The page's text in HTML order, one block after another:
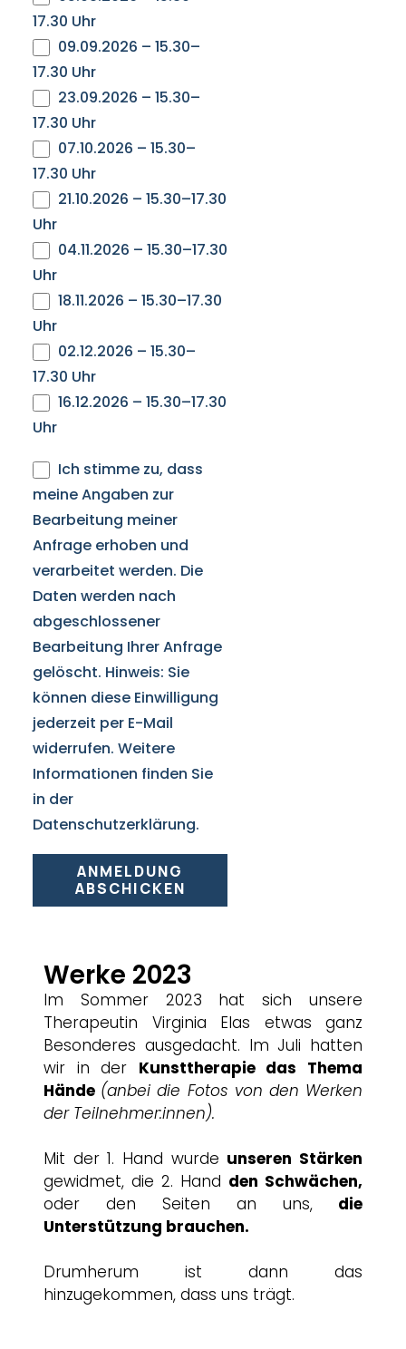
17.30 Uhr
09.09.2026 – 15.30–
17.30 Uhr
23.09.2026 – 15.30–
17.30 Uhr
07.10.2026 – 15.30–
17.30 Uhr
21.10.2026 – 15.30–17.30
Uhr
04.11.2026 – 15.30–17.30
Uhr
18.11.2026 – 15.30–17.30
Uhr
02.12.2026 – 15.30–
17.30 Uhr
16.12.2026 – 15.30–17.30
Uhr
Ich stimme zu, dass
meine Angaben zur
Bearbeitung meiner
Anfrage erhoben und
verarbeitet werden. Die
Daten werden nach
abgeschlossener
Bearbeitung Ihrer Anfrage
gelöscht. Hinweis: Sie
können diese Einwilligung
jederzeit per E-Mail
widerrufen. Weitere
Informationen finden Sie
in der
Datenschutzerklärung.
ANMELDUNG
ABSCHICKEN
Werke 2023
Im Sommer 2023 hat sich unsere
Therapeutin Virginia Elas etwas ganz
Besonderes ausgedacht. Im Juli hatten
wir in der Kunsttherapie das Thema
Hände (anbei die Fotos von den Werken
der Teilnehmer:innen).
Mit der 1. Hand wurde unseren Stärken
gewidmet, die 2. Hand den Schwächen,
oder den Seiten an uns, die
Unterstützung brauchen.
Drumherum ist dann das
hinzugekommen, dass uns trägt.